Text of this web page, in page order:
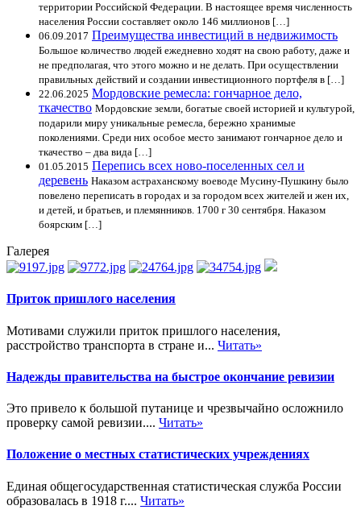
территории Российской Федерации. В настоящее время численность
населения России составляет около 146 миллионов […]
06.09.2017 Преимущества инвестиций в недвижимость
Большое количество людей ежедневно ходят на свою работу, даже и
не предполагая, что этого можно и не делать. При осуществлении
правильных действий и создании инвестиционного портфеля в […]
22.06.2025 Мордовские ремесла: гончарное дело,
ткачество Мордовские земли, богатые своей историей и культурой,
подарили миру уникальные ремесла, бережно хранимые
поколениями. Среди них особое место занимают гончарное дело и
ткачество – два вида […]
01.05.2015 Перепись всех ново-поселенных сел и
деревень Наказом астраханскому воеводе Мусину-Пушкину было
повелено переписать в городах и за городом всех жителей и жен их,
и детей, и братьев, и племянников. 1700 г 30 сентября. Наказом
боярским […]
Галерея
Приток пришлого населения
Мотивами служили приток пришлого населения,
расстройство транспорта в стране и... Читать»
Надежды правительства на быстрое окончание ревизии
Это привело к большой путанице и чрезвычайно осложнило
проверку самой ревизии.... Читать»
Положение о местных статистических учреждениях
Единая общегосударственная статистическая служба России
образовалась в 1918 г.... Читать»